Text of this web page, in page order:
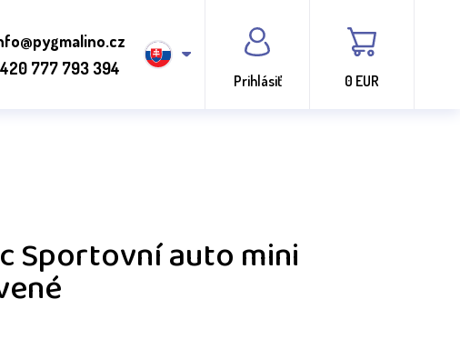
777 793 394
Prihlásiť 0 EUR
Sportovní auto mini